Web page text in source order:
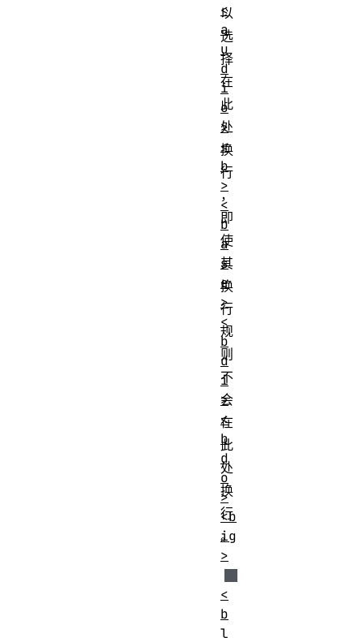
以
选
择
在
此
处
换
行
，
即
使
其
换
行
规
则
不
会
在
此
处
换
行
。
<
a
u
d
i
o
>
<
b
>
<
b
a
s
e
>
<
b
d
i
>
<
b
d
o
>
<b
ig
>
<
b
l